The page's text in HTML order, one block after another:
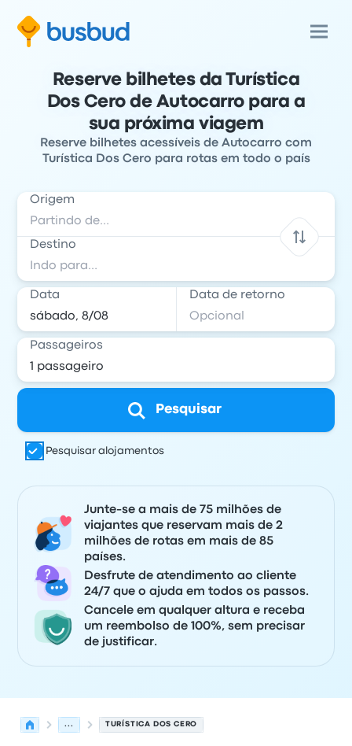
Reserve bilhetes da Turística
Dos Cero de Autocarro para a
sua próxima viagem
Reserve bilhetes acessíveis de Autocarro com
Turística Dos Cero para rotas em todo o país
Origem
Destino
Data Data de retorno
Passageiros
Pesquisar
Pesquisar alojamentos
Junte-se a mais de 75 milhões de
viajantes que reservam mais de 2
milhões de rotas em mais de 85
países.
Desfrute de atendimento ao cliente
24/7 que o ajuda em todos os passos.
Cancele em qualquer altura e receba
um reembolso de 100%, sem precisar
de justificar.
... TURÍSTICA DOS CERO